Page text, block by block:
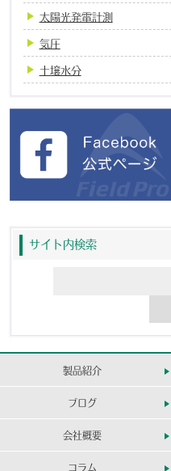
太陽光発電計測
気圧
土壌水分
サイト内検索
製品紹介
ブログ
会社概要
コラム